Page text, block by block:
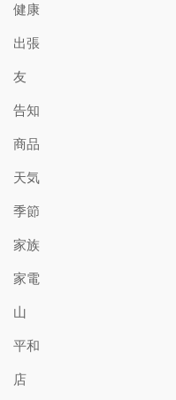
健康
出張
友
告知
商品
天気
季節
家族
家電
山
平和
店